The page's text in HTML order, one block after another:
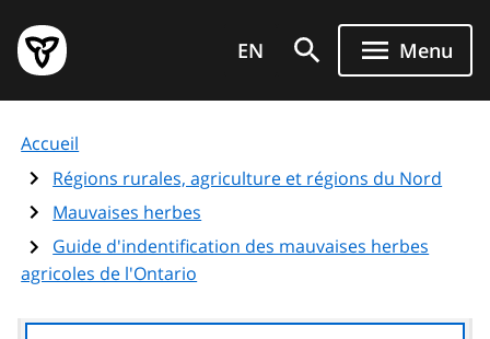
au
contenu
principal
Page
d'accueil
de
l'Ontario
EN Menu
Accueil
Régions rurales, agriculture et régions du Nord
Mauvaises herbes
Guide d'indentification des mauvaises herbes
agricoles de l'Ontario